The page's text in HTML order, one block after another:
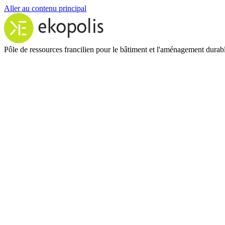
Aller au contenu principal
Pôle de ressources francilien pour le bâtiment et l'aménagement